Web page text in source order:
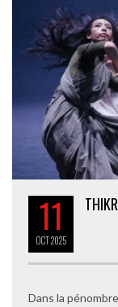
11
OCT2025
Dans la